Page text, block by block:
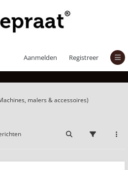
Aanmelden Registreer
malers & accessoires)